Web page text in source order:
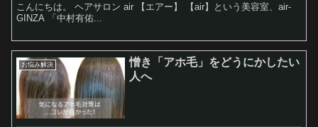
こんにちは。 ヘアサロン air 【エアー】 【air】という美容室、air-
GINZA 「中村有佑...
お悩み解決
憎き「アホ毛」をどうにかしたい
人へ